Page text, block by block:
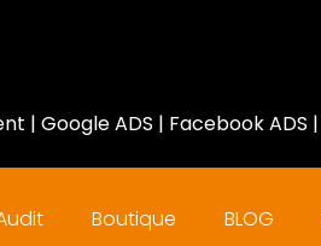
| Google ADS | Facebook ADS |
Boutique BLOG